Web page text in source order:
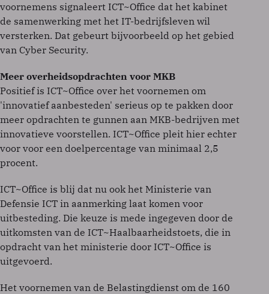
voornemens signaleert ICT~Office dat het kabinet
de samenwerking met het IT-bedrijfsleven wil
versterken. Dat gebeurt bijvoorbeeld op het gebied
van Cyber Security.
Meer overheidsopdrachten voor MKB
Positief is ICT~Office over het voornemen om
'innovatief aanbesteden' serieus op te pakken door
meer opdrachten te gunnen aan MKB-bedrijven met
innovatieve voorstellen. ICT~Office pleit hier echter
voor voor een doelpercentage van minimaal 2,5
procent.
ICT~Office is blij dat nu ook het Ministerie van
Defensie ICT in aanmerking laat komen voor
uitbesteding. Die keuze is mede ingegeven door de
uitkomsten van de ICT~Haalbaarheidstoets, die in
opdracht van het ministerie door ICT~Office is
uitgevoerd.
Het voornemen van de Belastingdienst om de 160